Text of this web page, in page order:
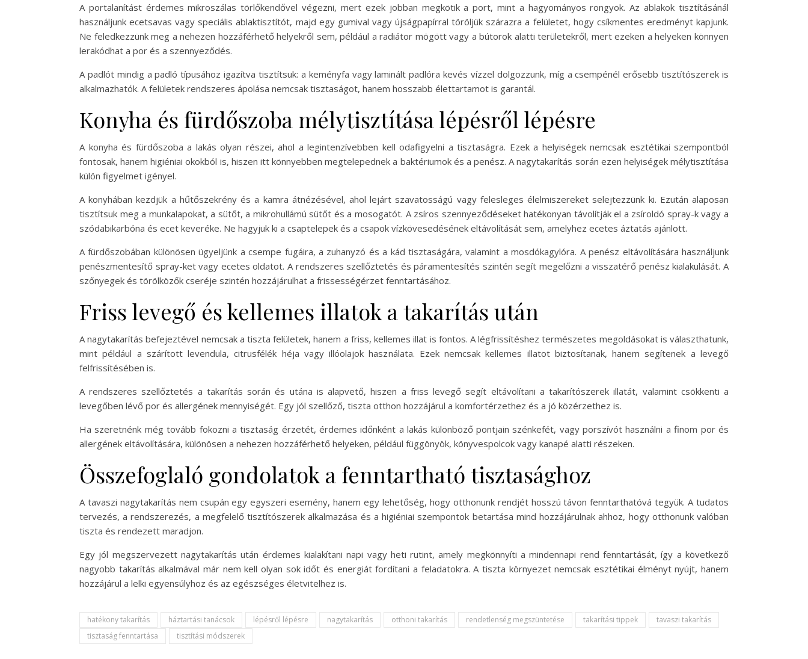
A portalanítást érdemes mikroszálas törlőkendővel végezni, mert ezek jobban megkötik a port, mint a hagyományos rongyok. Az ablakok tisztításánál
használjunk ecetsavas vagy speciális ablaktisztítót, majd egy gumival vagy újságpapírral töröljük szárazra a felületet, hogy csíkmentes eredményt kapjunk.
Ne feledkezzünk meg a nehezen hozzáférhető helyekről sem, például a radiátor mögött vagy a bútorok alatti területekről, mert ezeken a helyeken könnyen
lerakódhat a por és a szennyeződés.
A padlót mindig a padló típusához igazítva tisztítsuk: a keményfa vagy laminált padlóra kevés vízzel dolgozzunk, míg a csempénél erősebb tisztítószerek is
alkalmazhatók. A felületek rendszeres ápolása nemcsak tisztaságot, hanem hosszabb élettartamot is garantál.
Konyha és fürdőszoba mélytisztítása lépésről lépésre
A konyha és fürdőszoba a lakás olyan részei, ahol a legintenzívebben kell odafigyelni a tisztaságra. Ezek a helyiségek nemcsak esztétikai szempontból
fontosak, hanem higiéniai okokból is, hiszen itt könnyebben megtelepednek a baktériumok és a penész. A nagytakarítás során ezen helyiségek mélytisztítása
külön figyelmet igényel.
A konyhában kezdjük a hűtőszekrény és a kamra átnézésével, ahol lejárt szavatosságú vagy felesleges élelmiszereket selejtezzünk ki. Ezután alaposan
tisztítsuk meg a munkalapokat, a sütőt, a mikrohullámú sütőt és a mosogatót. A zsíros szennyeződéseket hatékonyan távolítják el a zsíroldó spray-k vagy a
szódabikarbóna és ecet keveréke. Ne hagyjuk ki a csaptelepek és a csapok vízkövesedésének eltávolítását sem, amelyhez ecetes áztatás ajánlott.
A fürdőszobában különösen ügyeljünk a csempe fugáira, a zuhanyzó és a kád tisztaságára, valamint a mosdókagylóra. A penész eltávolítására használjunk
penészmentesítő spray-ket vagy ecetes oldatot. A rendszeres szellőztetés és páramentesítés szintén segít megelőzni a visszatérő penész kialakulását. A
szőnyegek és törölközők cseréje szintén hozzájárulhat a frissességérzet fenntartásához.
Friss levegő és kellemes illatok a takarítás után
A nagytakarítás befejeztével nemcsak a tiszta felületek, hanem a friss, kellemes illat is fontos. A légfrissítéshez természetes megoldásokat is választhatunk,
mint például a szárított levendula, citrusfélék héja vagy illóolajok használata. Ezek nemcsak kellemes illatot biztosítanak, hanem segítenek a levegő
felfrissítésében is.
A rendszeres szellőztetés a takarítás során és utána is alapvető, hiszen a friss levegő segít eltávolítani a takarítószerek illatát, valamint csökkenti a
levegőben lévő por és allergének mennyiségét. Egy jól szellőző, tiszta otthon hozzájárul a komfortérzethez és a jó közérzethez is.
Ha szeretnénk még tovább fokozni a tisztaság érzetét, érdemes időnként a lakás különböző pontjain szénkefét, vagy porszívót használni a finom por és
allergének eltávolítására, különösen a nehezen hozzáférhető helyeken, például függönyök, könyvespolcok vagy kanapé alatti részeken.
Összefoglaló gondolatok a fenntartható tisztasághoz
A tavaszi nagytakarítás nem csupán egy egyszeri esemény, hanem egy lehetőség, hogy otthonunk rendjét hosszú távon fenntarthatóvá tegyük. A tudatos
tervezés, a rendszerezés, a megfelelő tisztítószerek alkalmazása és a higiéniai szempontok betartása mind hozzájárulnak ahhoz, hogy otthonunk valóban
tiszta és rendezett maradjon.
Egy jól megszervezett nagytakarítás után érdemes kialakítani napi vagy heti rutint, amely megkönnyíti a mindennapi rend fenntartását, így a következő
nagyobb takarítás alkalmával már nem kell olyan sok időt és energiát fordítani a feladatokra. A tiszta környezet nemcsak esztétikai élményt nyújt, hanem
hozzájárul a lelki egyensúlyhoz és az egészséges életvitelhez is.
hatékony takarítás háztartási tanácsok lépésről lépésre nagytakarítás otthoni takarítás rendetlenség megszüntetése takarítási tippek
tavaszi takarítás
tisztaság fenntartása
tisztítási módszerek